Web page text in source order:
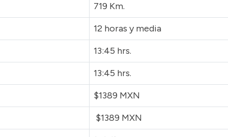
719 Km.
12 horas y media
13:45 hrs.
13:45 hrs.
$1389 MXN
$1389 MXN